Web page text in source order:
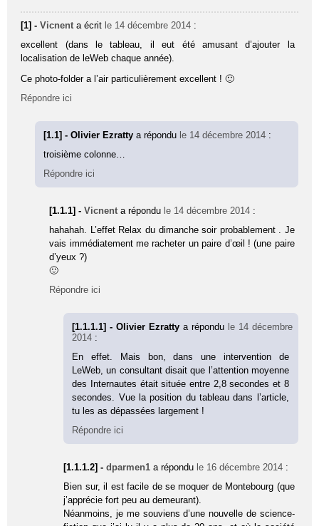
[1] -Vicnent a écrit le 14 décembre 2014 :
excellent (dans le tableau, il eut été amusant d’ajouter la
localisation de leWeb chaque année).
Ce photo-folder a l’air particulièrement excellent ! 🙂
Répondre ici
[1.1] - Olivier Ezrattya répondu le 14 décembre 2014 :
troisième colonne…
Répondre ici
[1.1.1] -Vicnent a répondu le 14 décembre 2014 :
hahahah. L’effet Relax du dimanche soir probablement . Je
vais immédiatement me racheter un paire d’œil ! (une paire
d’yeux ?)
🙂
Répondre ici
[1.1.1.1] - Olivier Ezratty a répondu le 14 décembre
2014 :
En effet. Mais bon, dans une intervention de
LeWeb, un consultant disait que l’attention moyenne
des Internautes était située entre 2,8 secondes et 8
secondes. Vue la position du tableau dans l’article,
tu les as dépassées largement !
Répondre ici
[1.1.1.2] -dparmen1 a répondu le 16 décembre 2014 :
Bien sur, il est facile de se moquer de Montebourg (que
j’apprécie fort peu au demeurant).
Néanmoins, je me souviens d’une nouvelle de science-